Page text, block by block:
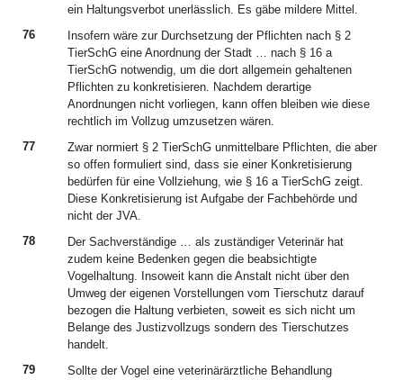
ein Haltungsverbot unerlässlich. Es gäbe mildere Mittel.
76
Insofern wäre zur Durchsetzung der Pflichten nach § 2
TierSchG eine Anordnung der Stadt … nach § 16 a
TierSchG notwendig, um die dort allgemein gehaltenen
Pflichten zu konkretisieren. Nachdem derartige
Anordnungen nicht vorliegen, kann offen bleiben wie diese
rechtlich im Vollzug umzusetzen wären.
77
Zwar normiert § 2 TierSchG unmittelbare Pflichten, die aber
so offen formuliert sind, dass sie einer Konkretisierung
bedürfen für eine Vollziehung, wie § 16 a TierSchG zeigt.
Diese Konkretisierung ist Aufgabe der Fachbehörde und
nicht der JVA.
78
Der Sachverständige … als zuständiger Veterinär hat
zudem keine Bedenken gegen die beabsichtigte
Vogelhaltung. Insoweit kann die Anstalt nicht über den
Umweg der eigenen Vorstellungen vom Tierschutz darauf
bezogen die Haltung verbieten, soweit es sich nicht um
Belange des Justizvollzugs sondern des Tierschutzes
handelt.
79
Sollte der Vogel eine veterinärärztliche Behandlung